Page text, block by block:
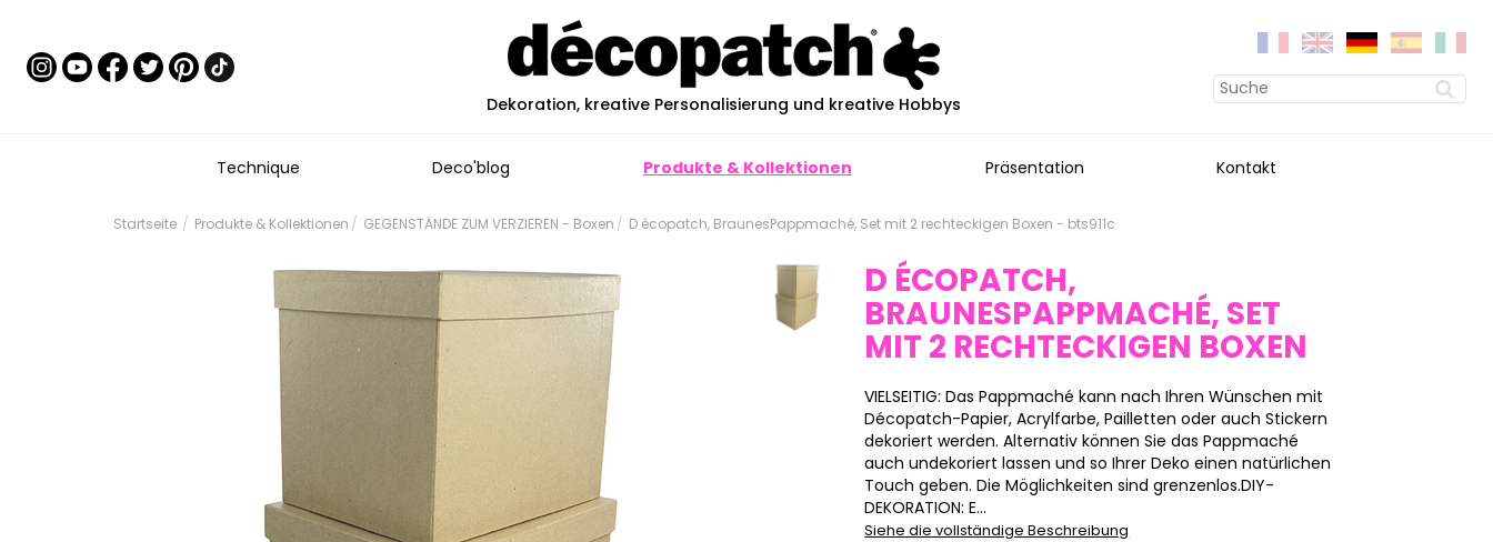
Dekoration, kreative Personalisierung und kreative Hobbys
Technique Deco'blog Produkte & Kollektionen Präsentation Kontakt
Startseite Produkte & Kollektionen GEGENSTÄNDE ZUM VERZIEREN - Boxen D écopatch, BraunesPappmaché, Set mit 2 rechteckigen Boxen - bts911c
D ÉCOPATCH,
BRAUNESPAPPMACHÉ, SET
MIT 2 RECHTECKIGEN BOXEN
VIELSEITIG: Das Pappmaché kann nach Ihren Wünschen mit
Décopatch-Papier, Acrylfarbe, Pailletten oder auch Stickern
dekoriert werden. Alternativ können Sie das Pappmaché
auch undekoriert lassen und so Ihrer Deko einen natürlichen
Touch geben. Die Möglichkeiten sind grenzenlos.DIY-
DEKORATION: E...
Siehe die vollständige Beschreibung